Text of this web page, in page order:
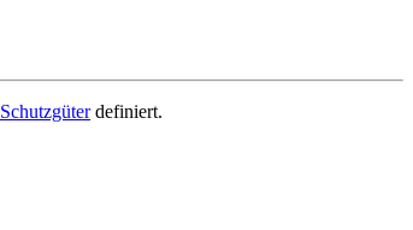
Schutzgüterdefiniert.